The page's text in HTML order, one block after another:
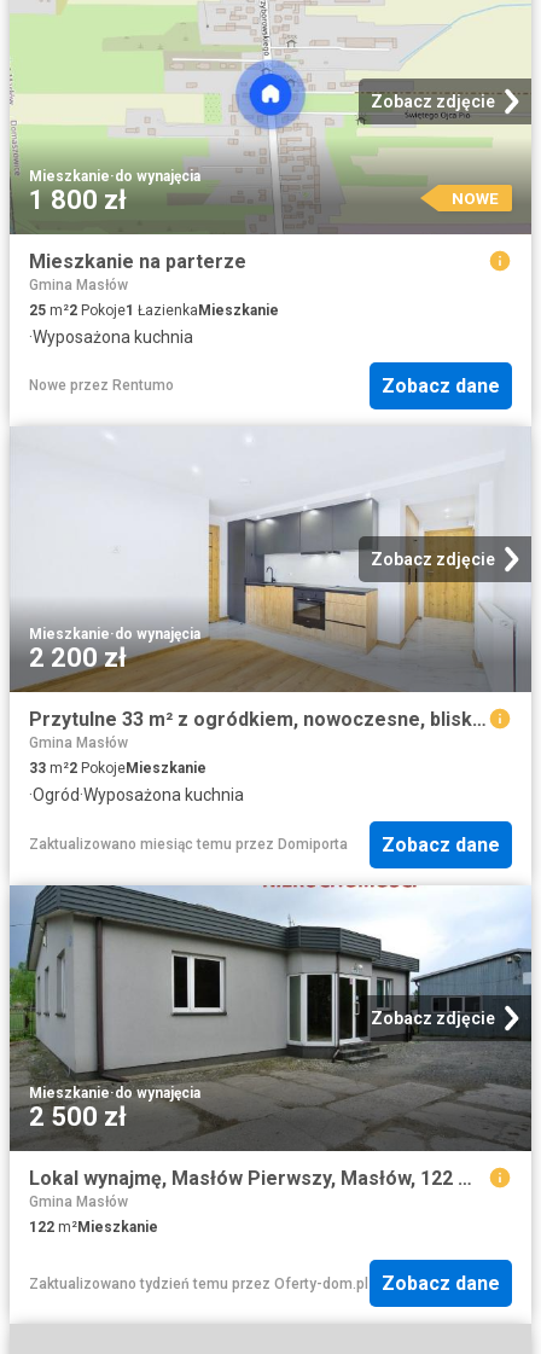
Zobacz zdjęcie
Mieszkanie·do wynajęcia
1 800 zł NOWE
Mieszkanie na parterze
Gmina Masłów
25 m²2 Pokoje1 ŁazienkaMieszkanie
·Wyposażona kuchnia
Nowe przez Rentumo Zobacz dane
Zobacz zdjęcie
Mieszkanie·do wynajęcia
2 200 zł
Przytulne 33 m² z ogródkiem, nowoczesne, blisko Kielc
Gmina Masłów
33 m²2 PokojeMieszkanie
·Ogród·Wyposażona kuchnia
Zaktualizowano miesiąc temu przez Domiporta Zobacz dane
Zobacz zdjęcie
Mieszkanie·do wynajęcia
2 500 zł
Lokal wynajmę, Masłów Pierwszy, Masłów, 122 m2, cena: 2 500 zł
Gmina Masłów
122 m²Mieszkanie
Zaktualizowano tydzień temu przez Oferty-dom.pl Zobacz dane